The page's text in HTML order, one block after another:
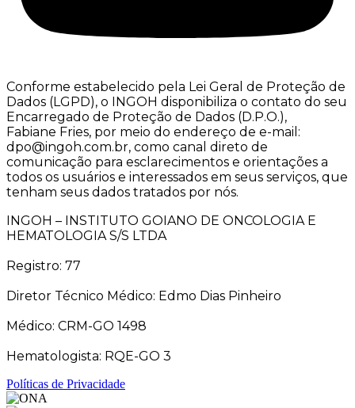
Conforme estabelecido pela Lei Geral de Proteção de
Dados (LGPD), o INGOH disponibiliza o contato do seu
Encarregado de Proteção de Dados (D.P.O.),
Fabiane Fries, por meio do endereço de e-mail:
dpo@ingoh.com.br, como canal direto de
comunicação para esclarecimentos e orientações a
todos os usuários e interessados em seus serviços, que
tenham seus dados tratados por nós.
INGOH – INSTITUTO GOIANO DE ONCOLOGIA E
HEMATOLOGIA S/S LTDA
Registro: 77
Diretor Técnico Médico: Edmo Dias Pinheiro
Médico: CRM-GO 1498
Hematologista: RQE-GO 3
Políticas de Privacidade